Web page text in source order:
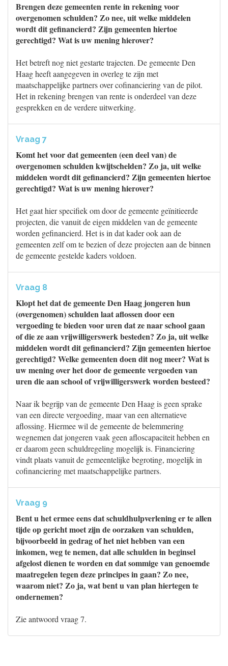
Brengen deze gemeenten rente in rekening voor
overgenomen schulden? Zo nee, uit welke middelen
wordt dit gefinancierd? Zijn gemeenten hiertoe
gerechtigd? Wat is uw mening hierover?
Het betreft nog niet gestarte trajecten. De gemeente Den
Haag heeft aangegeven in overleg te zijn met
maatschappelijke partners over cofinanciering van de pilot.
Het in rekening brengen van rente is onderdeel van deze
gesprekken en de verdere uitwerking.
Vraag 7
Komt het voor dat gemeenten (een deel van) de
overgenomen schulden kwijtschelden? Zo ja, uit welke
middelen wordt dit gefinancierd? Zijn gemeenten hiertoe
gerechtigd? Wat is uw mening hierover?
Het gaat hier specifiek om door de gemeente geïnitieerde
projecten, die vanuit de eigen middelen van de gemeente
worden gefinancierd. Het is in dat kader ook aan de
gemeenten zelf om te bezien of deze projecten aan de binnen
de gemeente gestelde kaders voldoen.
Vraag 8
Klopt het dat de gemeente Den Haag jongeren hun
(overgenomen) schulden laat aflossen door een
vergoeding te bieden voor uren dat ze naar school gaan
of die ze aan vrijwilligerswerk besteden? Zo ja, uit welke
middelen wordt dit gefinancierd? Zijn gemeenten hiertoe
gerechtigd? Welke gemeenten doen dit nog meer? Wat is
uw mening over het door de gemeente vergoeden van
uren die aan school of vrijwilligerswerk worden besteed?
Naar ik begrijp van de gemeente Den Haag is geen sprake
van een directe vergoeding, maar van een alternatieve
aflossing. Hiermee wil de gemeente de belemmering
wegnemen dat jongeren vaak geen afloscapaciteit hebben en
er daarom geen schuldregeling mogelijk is. Financiering
vindt plaats vanuit de gemeentelijke begroting, mogelijk in
cofinanciering met maatschappelijke partners.
Vraag 9
Bent u het ermee eens dat schuldhulpverlening er te allen
tijde op gericht moet zijn de oorzaken van schulden,
bijvoorbeeld in gedrag of het niet hebben van een
inkomen, weg te nemen, dat alle schulden in beginsel
afgelost dienen te worden en dat sommige van genoemde
maatregelen tegen deze principes in gaan? Zo nee,
waarom niet? Zo ja, wat bent u van plan hiertegen te
ondernemen?
Zie antwoord vraag 7.